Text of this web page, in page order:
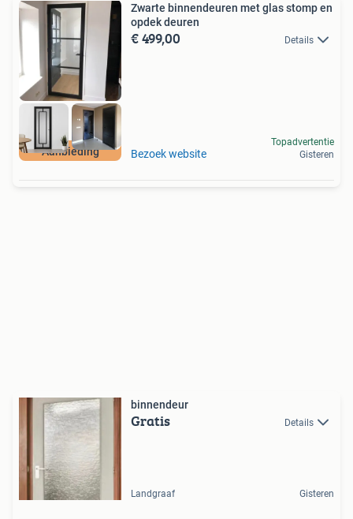
Aanbieding
Zwarte binnendeuren met glas stomp en
opdek deuren
€ 499,00 Details
Bezoek website
Topadvertentie
Gisteren
binnendeur
Gratis Details
Landgraaf Gisteren